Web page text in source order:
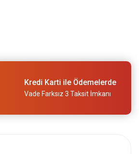
Kredi Karti ile Ödemelerde
Vade Farksız 3 Taksit İmkanı